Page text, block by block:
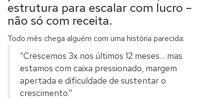
estrutura para escalar com lucro –
não só com receita.
Todo mês chega alguém com uma história parecida:
“Crescemos 3x nos últimos 12 meses… mas
estamos com caixa pressionado, margem
apertada e dificuldade de sustentar o
crescimento.”